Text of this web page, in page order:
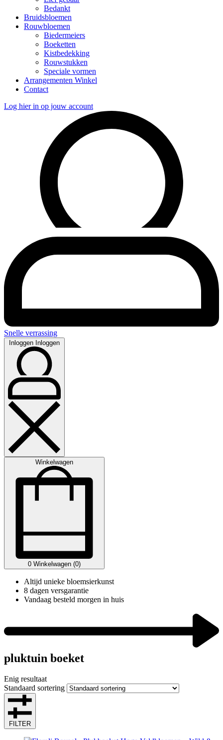
Bedankt
Bruidsbloemen
Rouwbloemen
Biedermeiers
Boeketten
Kistbedekking
Rouwstukken
Speciale vormen
Arrangementen Winkel
Contact
Log hier in op jouw account
Snelle verrassing
Inloggen Inloggen
Winkelwagen
0 Winkelwagen (0)
Altijd unieke bloemsierkunst
8 dagen versgarantie
Vandaag besteld morgen in huis
pluktuin boeket
Enig resultaat
Standaard sortering
FILTER